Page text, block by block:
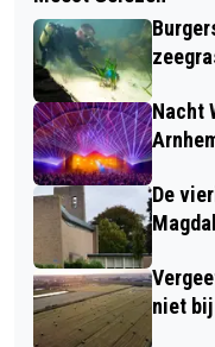
BIBLIOTHEEK
250E
MET BIRTHDAY
Nacht
De
niet